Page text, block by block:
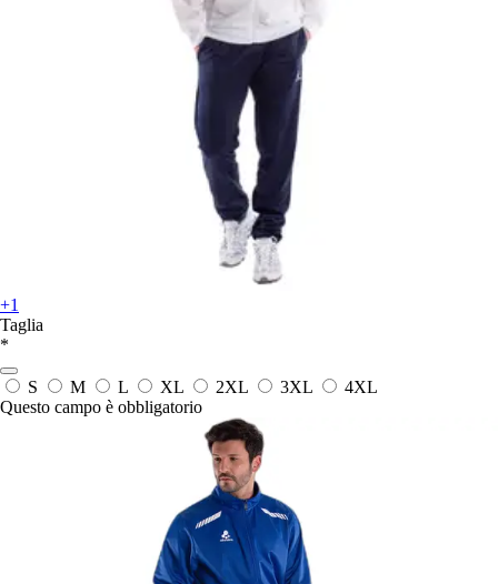
+1
Taglia
*
S M L XL 2XL 3XL
4XL
Questo campo è obbligatorio